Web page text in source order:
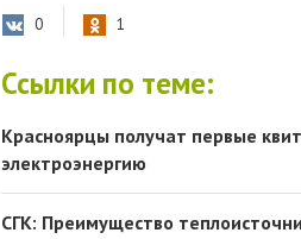
0 1
Ссылки по теме:
Красноярцы получат первые
электроэнергию
СГК: Преимущество